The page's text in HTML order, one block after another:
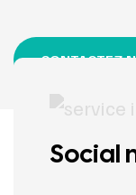
Social
CONTACTEZ-